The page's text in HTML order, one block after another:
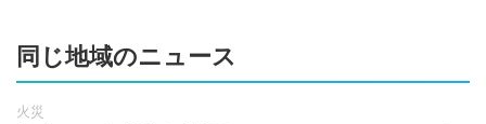
同じ地域のニュース
火災